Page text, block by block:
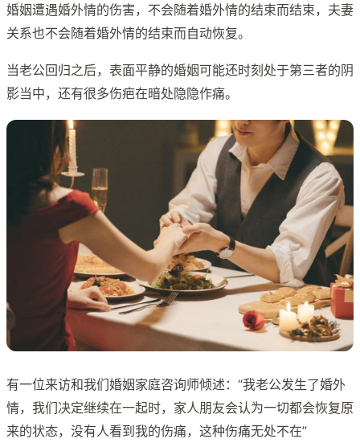
婚姻遭遇婚外情的伤害，不会随着婚外情的结束而结束，夫妻
关系也不会随着婚外情的结束而自动恢复。
当老公回归之后，表面平静的婚姻可能还时刻处于第三者的阴
影当中，还有很多伤疤在暗处隐隐作痛。
有一位来访和我们婚姻家庭咨询师倾述：“我老公发生了婚外
情，我们决定继续在一起时，家人朋友会认为一切都会恢复原
来的状态，没有人看到我的伤痛，这种伤痛无处不在”